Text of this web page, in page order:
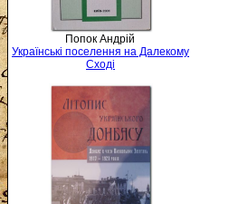
Попок Андрій
Українські поселення на Далекому
Сході